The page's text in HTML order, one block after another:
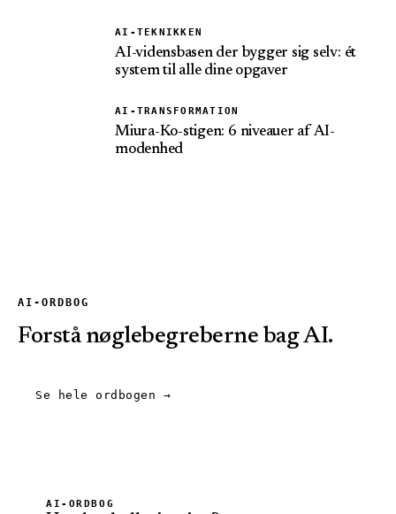
AI-TEKNIKKEN
AI-vidensbasen der bygger sig selv: ét
system til alle dine opgaver
AI-TRANSFORMATION
Miura-Ko-stigen: 6 niveauer af AI-
modenhed
AI-ORDBOG
Forstå nøglebegreberne bag AI.
Se hele ordbogen →
AI-ORDBOG